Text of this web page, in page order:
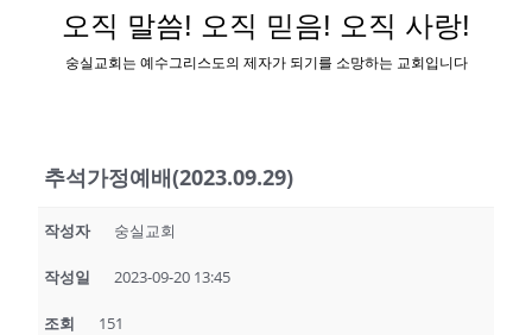
오직 말씀! 오직 믿음! 오직 사랑!
숭실교회는 예수그리스도의 제자가 되기를 소망하는 교회입니다
추석가정예배(2023.09.29)
작성자 숭실교회
작성일 2023-09-20 13:45
조회 151